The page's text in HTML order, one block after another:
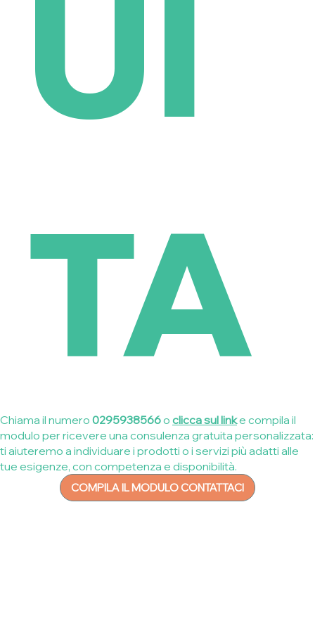
UI
TA
Chiama il numero 0295938566o clicca sul linke compila il
modulo per ricevere una consulenza gratuita personalizzata:
ti aiuteremo a individuare i prodotti o i servizi più adatti alle
tue esigenze, con competenza e disponibilità.
COMPILA IL MODULO CONTATTACI